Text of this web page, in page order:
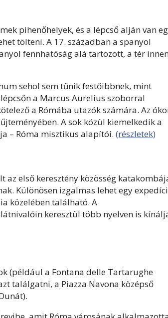
pihenőhelyek, és a lépcső alján van
tölteni. A 17. században a spanyol
fennhatóság alá tartozott, a tér
sehol sem tűnik festőibbnek, mint
a Marcus Aurelius szoborral
a Rómába utazók számára. Az
A sok közül kiemelkedik a
– Róma misztikus alapítói. (részletek)
az első keresztény közösség
Különösen izgalmas lehet egy
közelében található. A
keresztül több nyelven is
(például a Fontana delle Tartarughe
találgatni, a Piazza Navona középső